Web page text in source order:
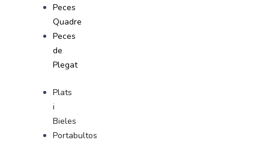
Peces
Quadre
Peces
de
Plegat
Plats
i
Bieles
Portabultos